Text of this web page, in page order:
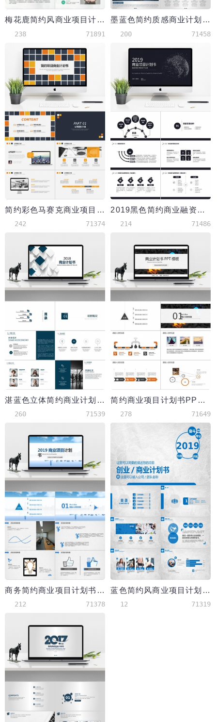
梅花鹿简约风商业项目计划书PPT模板
238 71891
墨蓝色简约质感商业计划书PPT模板
200 71458
简约彩色马赛克商业项目计划书PPT模板
242 71374
2019黑色简约商业融资计划书ppt模板
214 71486
湛蓝色立体简约商业计划书PPT模板
260 71539
简约商业项目计划书PPT模板
278 71649
商务简约商业项目计划书PPT模板
212 71378
蓝色简约风商业项目计划书模板PPT模板
12 71319